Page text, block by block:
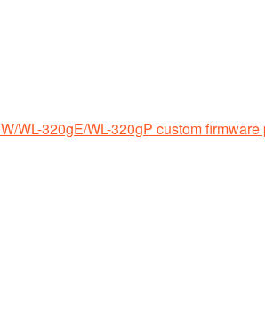
WL-320gE/WL-320gP custom firmware